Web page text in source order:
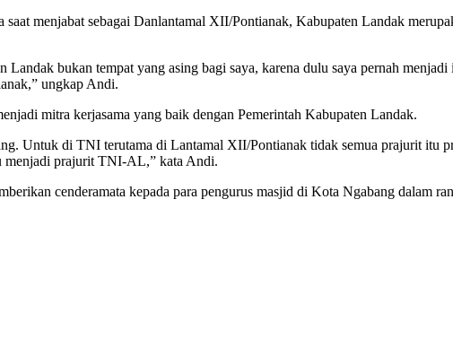
menjabat sebagai Danlantamal XII/Pontianak, Kabupaten Landak
bukan tempat yang asing bagi saya, karena dulu saya pernah menjadi
ungkap Andi.
mitra kerjasama yang baik dengan Pemerintah Kabupaten Landak.
Untuk di TNI terutama di Lantamal XII/Pontianak tidak semua prajurit itu
menjadi prajurit TNI-AL,” kata Andi.
cenderamata kepada para pengurus masjid di Kota Ngabang dalam